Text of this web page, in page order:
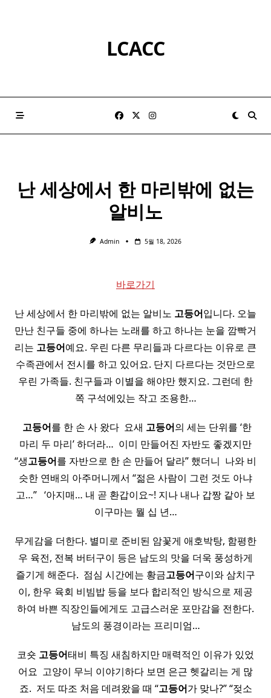
LCACC
난 세상에서 한 마리밖에 없는
알비노
Admin 5월 18, 2026
바로가기
난 세상에서 한 마리밖에 없는 알비노 고등어입니다. 오늘
만난 친구들 중에 하나는 노래를 하고 하나는 눈을 깜빡거
리는 고등어예요. 우린 다른 무리들과 다르다는 이유로 큰
수족관에서 전시를 하고 있어요. 단지 다르다는 것만으로
우린 가족들. 친구들과 이별을 해야만 했지요. 그런데 한
쪽 구석에있는 작고 조용한…
고등어를 한 손 사 왔다 ​ 요새 고등어의 세는 단위를 ‘한
마리 두 마리’ 하더라… ​ 이미 만들어진 자반도 좋겠지만
“생고등어를 자반으로 한 손 만들어 달라” 했더니 ​ 나와 비
슷한 연배의 아주머니께서 “젊은 사람이 그런 것도 아냐
고…” ​ ​ ‘아지매… 내 곧 환갑이요~! 지나 내나 갑짱 같아 보
이구마는 뭘 십 년…
무게감을 더한다. 별미로 준비된 암꽃게 애호박탕, 함평한
우 육전, 전복 버터구이 등은 남도의 맛을 더욱 풍성하게
즐기게 해준다. ​ 점심 시간에는 황금고등어구이와 삼치구
이, 한우 육회 비빔밥 등을 보다 합리적인 방식으로 제공
하여 바쁜 직장인들에게도 고급스러운 포만감을 전한다.
남도의 풍경이라는 프리미엄…
코숏 고등어태비 특징 새침하지만 매력적인 이유가 있었
어요 ​ 고양이 무늬 이야기하다 보면 은근 헷갈리는 게 많
죠. ​ 저도 따조 처음 데려왔을 때 “고등어가 맞나?” “젖소